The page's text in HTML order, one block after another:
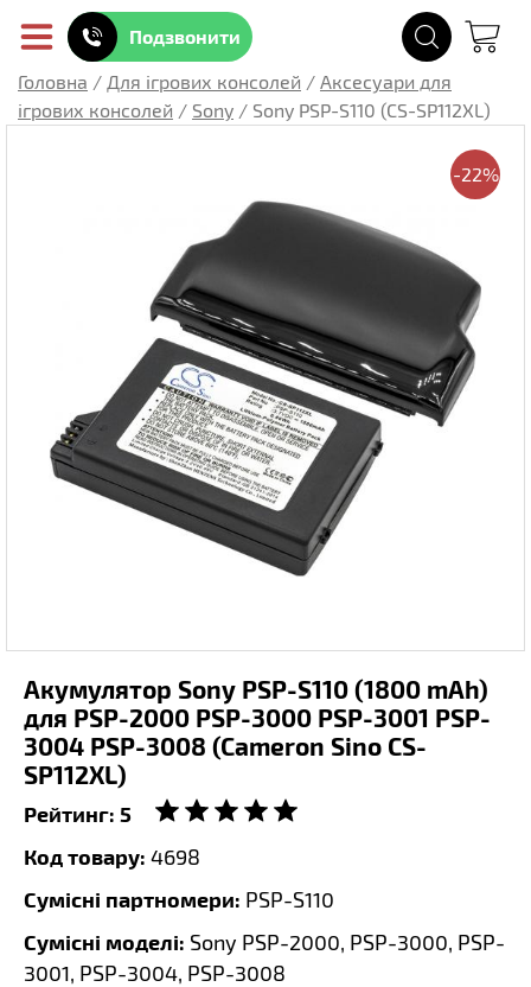
Подзвонити
Головна / Для ігрових консолей / Аксесуари для
ігрових консолей / Sony / Sony PSP-S110 (CS-SP112XL)
-22%
Акумулятор Sony PSP-S110 (1800 mAh)
для PSP-2000 PSP-3000 PSP-3001 PSP-
3004 PSP-3008 (Cameron Sino CS-
SP112XL)
Рейтинг: 5
Код товару: 4698
Сумісні партномери: PSP-S110
Сумісні моделі: Sony PSP-2000, PSP-3000, PSP-
3001, PSP-3004, PSP-3008